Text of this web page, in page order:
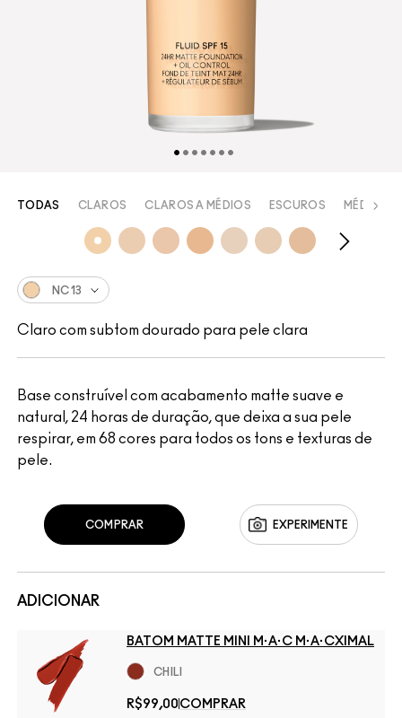
Base construível com acabamento matte suave e
natural, 24 horas de duração, que deixa a sua pele
respirar, em 68 cores para todos os tons e texturas de
pele.
TODAS CLAROS CLAROS A MÉDIOS ESCUROS MÉDIOS
NC13
Claro com subtom dourado para pele clara
ADICIONAR
BATOM MATTE MINI M·A·C M·A·CXIMAL
CHILI
R$99,00 COMPRAR
EXPERIMENTE
COMPRAR